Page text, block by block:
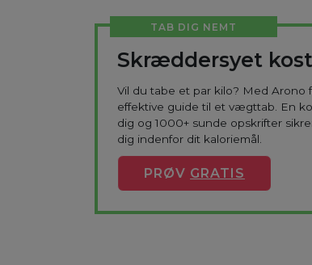
TAB DIG NEMT
Skræddersyet
Vil du tabe et par kilo? Med Arono
effektive guide til et vægttab. En
dig og 1000+ sunde opskrifter
dig indenfor dit kaloriemål.
PRØV GRATIS